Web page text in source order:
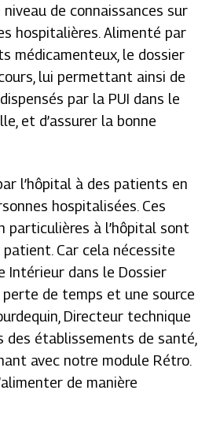
de connaissances sur
hospitalières. Alimenté par
médicamenteux, le dossier
lui permettant ainsi de
par la PUI dans le
et d’assurer la bonne
l’hôpital à des patients en
hospitalisées. Ces
particulières à l’hôpital sont
Car cela nécessite
Intérieur dans le Dossier
de temps et une source
Directeur technique
des établissements de santé,
avec notre module Rétro.
de manière